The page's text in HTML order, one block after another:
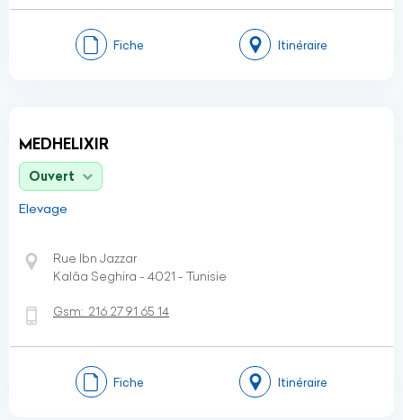
Fiche Itinéraire
MEDHELIXIR
Ouvert
Elevage
Rue Ibn Jazzar
Kalâa Seghira - 4021 - Tunisie
Gsm: 216 27 91 65 14
Fiche Itinéraire